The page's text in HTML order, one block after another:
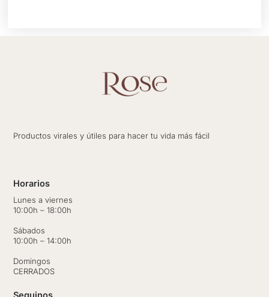
Productos virales y útiles para hacer tu vida más fácil
Horarios
Lunes a viernes
10:00h – 18:00h
Sábados
10:00h – 14:00h
Domingos
CERRADOS